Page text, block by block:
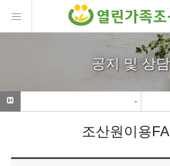
공지 및 상담
조산원이용